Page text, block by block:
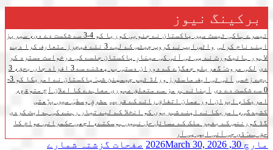
برکینگ نیوز
تیسرے ہاکی ٹیسٹ میں پاکستان نے جنوبی کوریا کو 4-3 سے شکست دے دی، سیریز
اپنے نام کرلی واٹس ایپ نے گروپ چیٹس کے لیے 3 نئے فیچرز متعارف کرا دیے
لاہور ہائیکورٹ نے پی ٹی آئی کی مینارِ پاکستان جلسے کی درخواست مسترد کر
دی
لکی مروت: گھریلو جھگڑے کے دوران دستی بم پھٹنے سے 3 افراد جاں بحق، 3
بچے زخمی
آئی ٹی ایف ماسٹرز ورلڈ ٹیم چیمپئن شپ: پاکستان نے امریکا کو 3-
0 سے شکست دے دی
آبنائے ہرمز سے متعلق عبوری معاہدے کا اعلان آج متوقع،
امریکا، ایران اور عمان اتفاق رائے کے قریب مشرقِ وسطیٰ میں بڑھتی
کشیدگی، امریکا نے اپنے شہریوں کو انخلا کے لیے تیار رہنے کی ہدایت کردی
گڈ گورننس کے بغیر ملک کے مسائل حل نہیں ہوسکتے، اچھی حکمرانی عوام کا
حق ہے: ڈی جی آئی ایس پی آر
مارچ 30, 2026 March 30, 2026 صفحات گزشتہ شمارے